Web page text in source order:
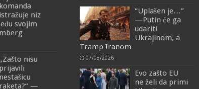
komanda
istražuje niz
svojim
„Zašto nisu
prijavili
nestašicu
raketa?“ —
“Uplašen je…”
—Putin će ga
udariti
Ukrajinom, a
Tramp Iranom
07/08/2026
Evo zašto EU
ne želi da primi